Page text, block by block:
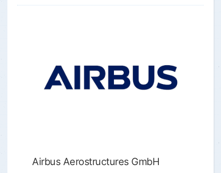
Airbus Aerostructures GmbH